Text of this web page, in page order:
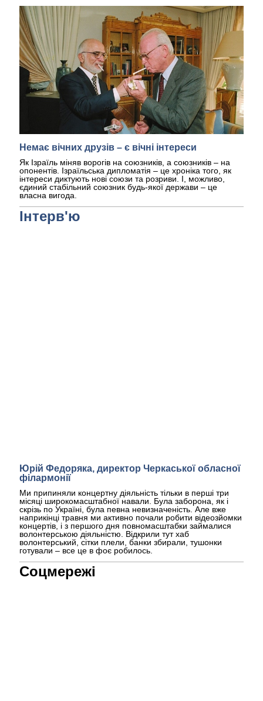
Немає вічних друзів – є вічні інтереси
Як Ізраїль міняв ворогів на союзників, а союзників – на
опонентів. Ізраїльська дипломатія – це хроніка того, як
інтереси диктують нові союзи та розриви. І, можливо,
єдиний стабільний союзник будь-якої держави – це
власна вигода.
Інтерв'ю
Юрій Федоряка, директор Черкаської обласної
філармонії
Ми припиняли концертну діяльність тільки в перші три
місяці широкомасштабної навали. Була заборона, як і
скрізь по Україні, була певна невизначеність. Але вже
наприкінці травня ми активно почали робити відеозйомки
концертів, і з першого дня повномасштабки займалися
волонтерською діяльністю. Відкрили тут хаб
волонтерський, сітки плели, банки збирали, тушонки
готували – все це в фоє робилось.
Соцмережі